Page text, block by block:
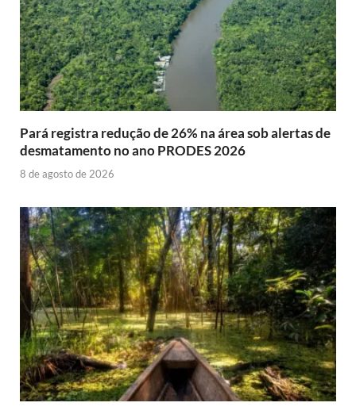
Pará registra redução de 26% na área sob alertas de
desmatamento no ano PRODES 2026
8 de agosto de 2026